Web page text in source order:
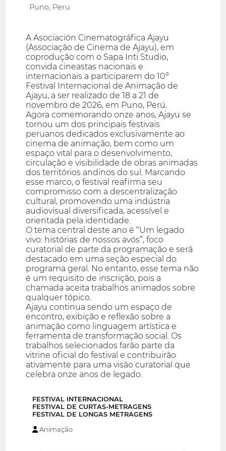
Puno, Peru
A Asociación Cinematográfica Ajayu
(Associação de Cinema de Ajayu), em
coprodução com o Sapa Inti Studio,
convida cineastas nacionais e
internacionais a participarem do 10º
Festival Internacional de Animação de
Ajayu, a ser realizado de 18 a 21 de
novembro de 2026, em Puno, Perú.
Agora comemorando onze anos, Ajayu se
tornou um dos principais festivais
peruanos dedicados exclusivamente ao
cinema de animação, bem como um
espaço vital para o desenvolvimento,
circulação e visibilidade de obras animadas
dos territórios andinos do sul. Marcando
esse marco, o festival reafirma seu
compromisso com a descentralização
cultural, promovendo uma indústria
audiovisual diversificada, acessível e
orientada pela identidade.
O tema central deste ano é “Um legado
vivo: histórias de nossos avós”, foco
curatorial de parte da programação e será
destacado em uma seção especial do
programa geral. No entanto, esse tema não
é um requisito de inscrição, pois a
chamada aceita trabalhos animados sobre
qualquer tópico.
Ajayu continua sendo um espaço de
encontro, exibição e reflexão sobre a
animação como linguagem artística e
ferramenta de transformação social. Os
trabalhos selecionados farão parte da
vitrine oficial do festival e contribuirão
ativamente para uma visão curatorial que
celebra onze anos de legado.
FESTIVAL INTERNACIONAL
FESTIVAL DE CURTAS-METRAGENS
FESTIVAL DE LONGAS METRAGENS
Animação